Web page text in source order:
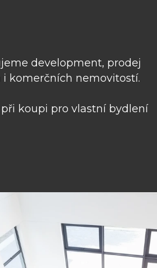
development, prodej
komerčních nemovitostí.
koupi pro vlastní bydlení